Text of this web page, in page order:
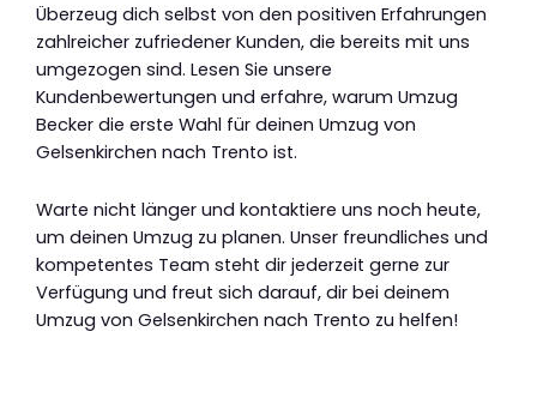
Überzeug dich selbst von den positiven Erfahrungen
zahlreicher zufriedener Kunden, die bereits mit uns
umgezogen sind. Lesen Sie unsere
Kundenbewertungen und erfahre, warum Umzug
Becker die erste Wahl für deinen Umzug von
Gelsenkirchen nach Trento ist.
Warte nicht länger und kontaktiere uns noch heute,
um deinen Umzug zu planen. Unser freundliches und
kompetentes Team steht dir jederzeit gerne zur
Verfügung und freut sich darauf, dir bei deinem
Umzug von Gelsenkirchen nach Trento zu helfen!